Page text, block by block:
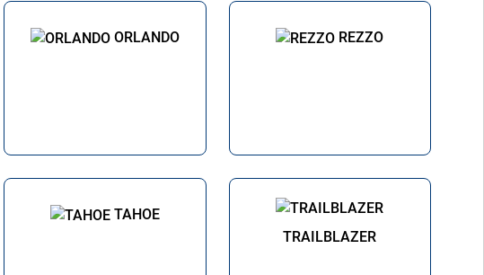
ORLANDO REZZO
TAHOE
TRAILBLAZER